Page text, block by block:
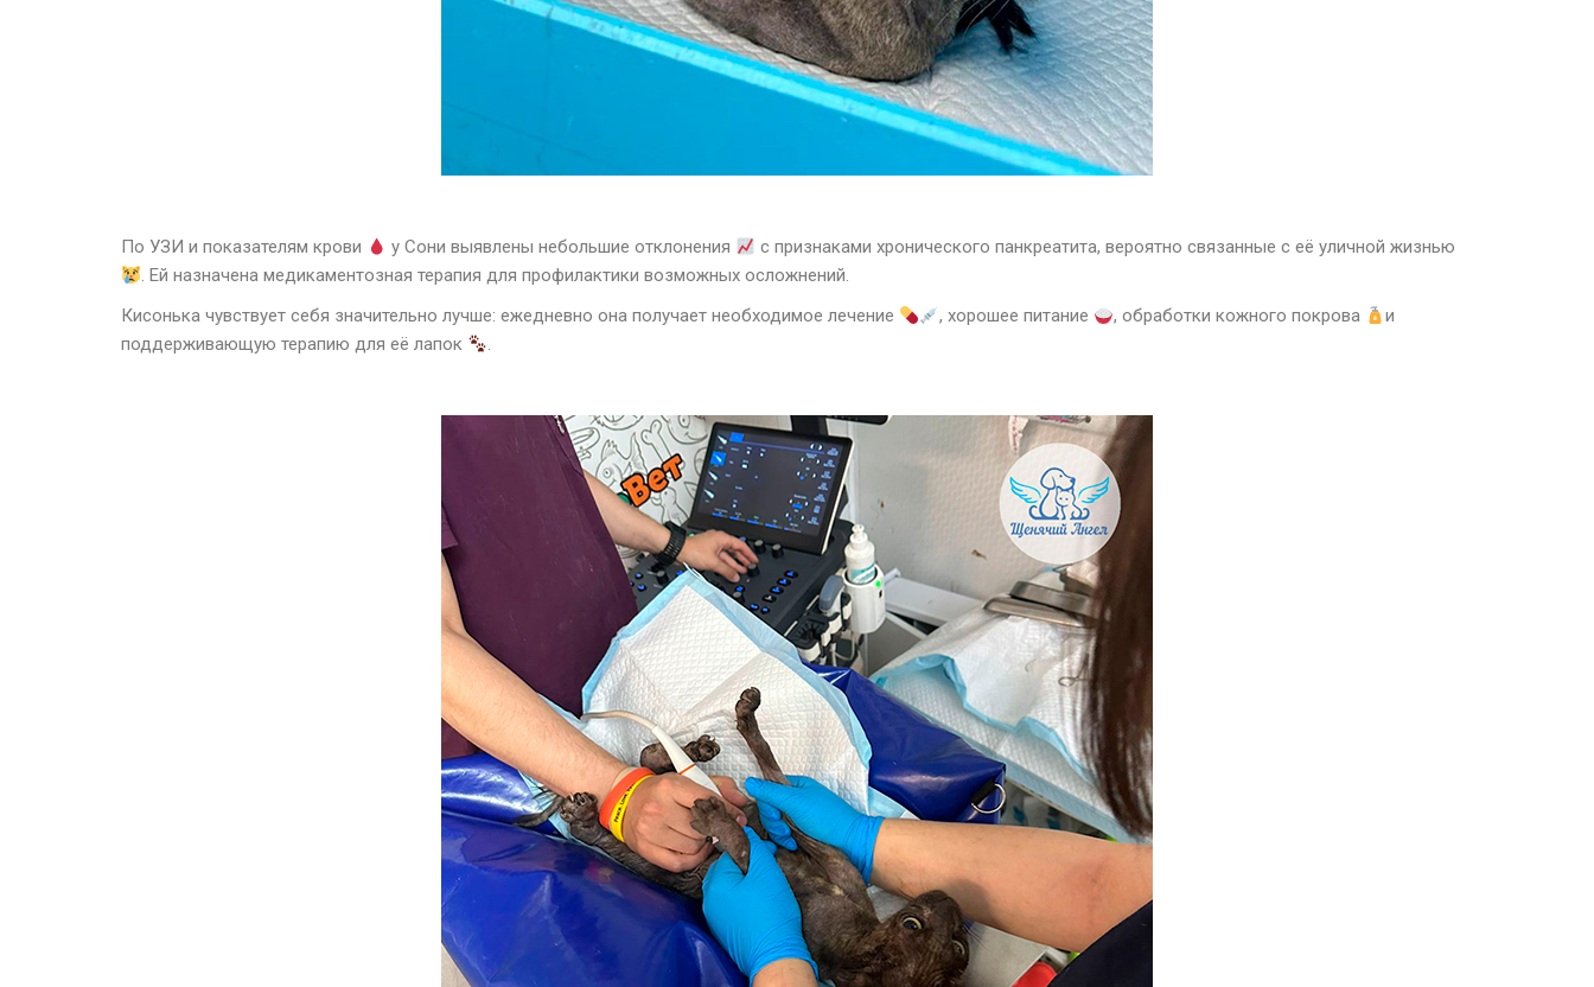
По УЗИ и показателям крови у Сони выявлены небольшие отклонения
с признаками хронического панкреатита, вероятно связанные с её уличной жизнью
. Ей назначена медикаментозная терапия для профилактики возможных осложнений.
Кисонька чувствует себя значительно лучше: ежедневно она получает необходимое лечение
, хорошее питание , обработки кожного покрова
и
поддерживающую терапию для её лапок
.